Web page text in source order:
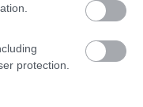
protection.